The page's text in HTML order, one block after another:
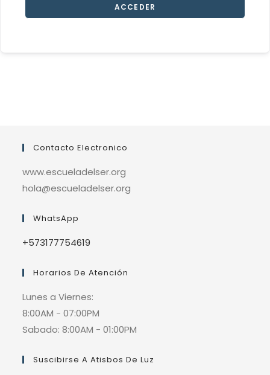
ACCEDER
Contacto Electronico
www.escueladelser.org
hola@escueladelser.org
WhatsApp
+573177754619
Horarios De Atención
Lunes a Viernes:
8:00AM - 07:00PM
Sabado: 8:00AM - 01:00PM
Suscibirse A Atisbos De Luz